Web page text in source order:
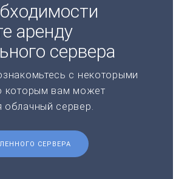
аренду
сервера
с некоторыми
которым вам может
облачный сервер.
СЕРВЕРА